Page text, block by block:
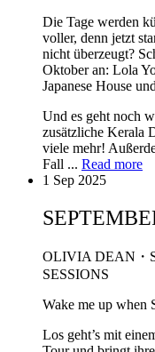
Die Tage werden
voller, denn jetzt
nicht überzeugt?
Oktober an: Lola
Japanese House
Und es geht noch
zusätzliche Kerala
viele mehr!
Fall ... Read more
1 Sep 2025
OLIVIA DEAN・
SESSIONS
Wake me up when
Los geht’s mit